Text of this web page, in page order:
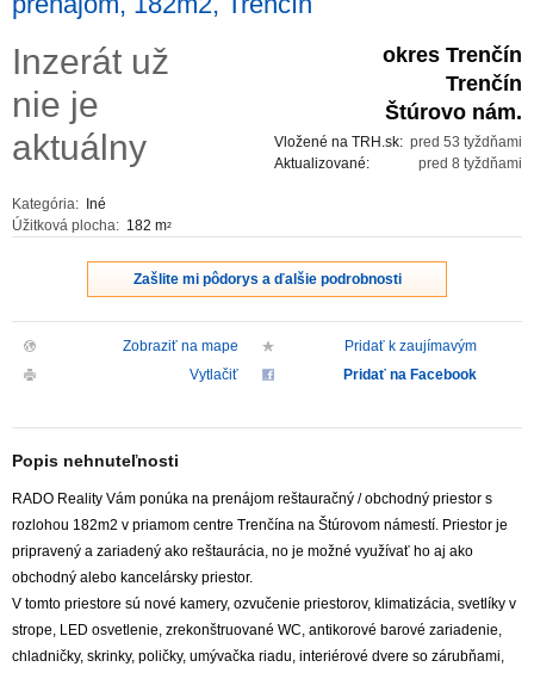
REKLAMA
PARTNERI
OBCHODNÉ PODMIENKY
Inzerát už
nie je
aktuálny
Kategória:
Iné
Úžitková plocha: 182 m2
okres Trenčín
Trenčín
Štúrovo nám.
pred 53 tyždňami
Vložené na TRH.sk:
pred 8 tyždňami
Aktualizované:
Zašlite mi pôdorys a ďalšie podrobnosti
Zobraziť na mape
Pridať k zaujímavým
Vytlačiť
Pridať na Facebook
Popis nehnuteľnosti
RADO Reality Vám ponúka na prenájom reštauračný / obchodný priestor s
rozlohou 182m2 v priamom centre Trenčína na Štúrovom námestí. Priestor je
pripravený a zariadený ako reštaurácia, no je možné využívať ho aj ako
obchodný alebo kancelársky priestor.
V tomto priestore sú nové kamery, ozvučenie priestorov, klimatizácia, svetlíky v
strope, LED osvetlenie, zrekonštruované WC, antikorové barové zariadenie,
chladničky, skrinky, poličky, umývačka riadu, interiérové dvere so zárubňami,